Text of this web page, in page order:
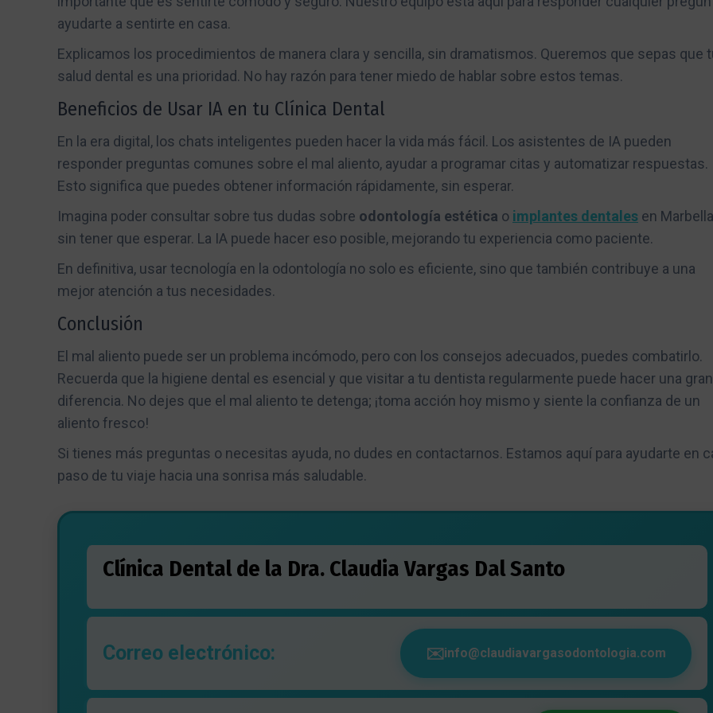
ayudarte a sentirte en casa.
Explicamos los procedimientos de manera clara y sencilla, sin dramatismos. Queremos que sepas que
salud dental es una prioridad. No hay razón para tener miedo de hablar sobre estos temas.
Beneficios de Usar IA en tu Clínica Dental
En la era digital, los chats inteligentes pueden hacer la vida más fácil. Los asistentes de IA pueden
responder preguntas comunes sobre el mal aliento, ayudar a programar citas y automatizar respuestas.
Esto significa que puedes obtener información rápidamente, sin esperar.
Imagina poder consultar sobre tus dudas sobre odontología estética o implantes dentales en
sin tener que esperar. La IA puede hacer eso posible, mejorando tu experiencia como paciente.
En definitiva, usar tecnología en la odontología no solo es eficiente, sino que también contribuye a una
mejor atención a tus necesidades.
Conclusión
El mal aliento puede ser un problema incómodo, pero con los consejos adecuados, puedes combatirlo.
Recuerda que la higiene dental es esencial y que visitar a tu dentista regularmente puede hacer una gran
diferencia. No dejes que el mal aliento te detenga; ¡toma acción hoy mismo y siente la confianza de un
aliento fresco!
Si tienes más preguntas o necesitas ayuda, no dudes en contactarnos. Estamos aquí para ayudarte en
paso de tu viaje hacia una sonrisa más saludable.
Clínica Dental de la Dra. Claudia Vargas Dal Santo
Correo electrónico: info@claudiavargasodontologia.com